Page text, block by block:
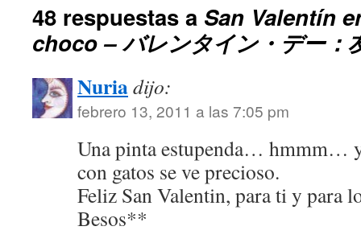
48 respuestas a San Valentín
choco – バレンタイン・デー：
Nuriadijo:
febrero 13, 2011 a las 7:05 pm
Una pinta estupenda… hmmm…
con gatos se ve precioso.
Feliz San Valentin, para ti y para
Besos**